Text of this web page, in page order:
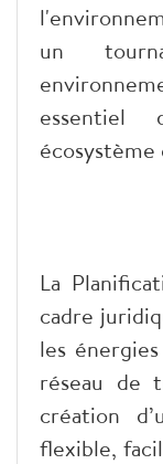
un
essentiel
La
cadre
les
réseau de
création
flexible,